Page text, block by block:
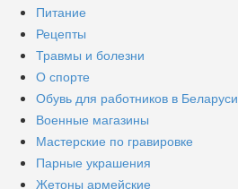
Питание
Рецепты
Травмы и болезни
О спорте
Обувь для работников в Беларуси
Военные магазины
Мастерские по гравировке
Парные украшения
Жетоны армейские